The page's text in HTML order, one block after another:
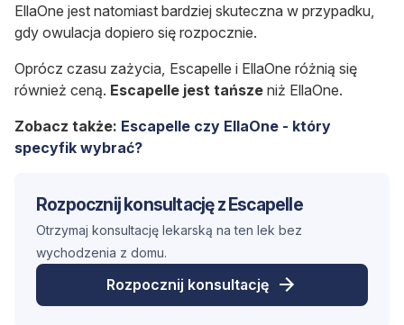
EllaOne jest natomiast bardziej skuteczna w przypadku,
gdy owulacja dopiero się rozpocznie.
Oprócz czasu zażycia, Escapelle i EllaOne różnią się
również ceną. Escapelle jest tańsze niż EllaOne.
Zobacz także: Escapelle czy EllaOne - który
specyfik wybrać?
Rozpocznij konsultację z Escapelle
Otrzymaj konsultację lekarską na ten lek bez
wychodzenia z domu.
Rozpocznij konsultację